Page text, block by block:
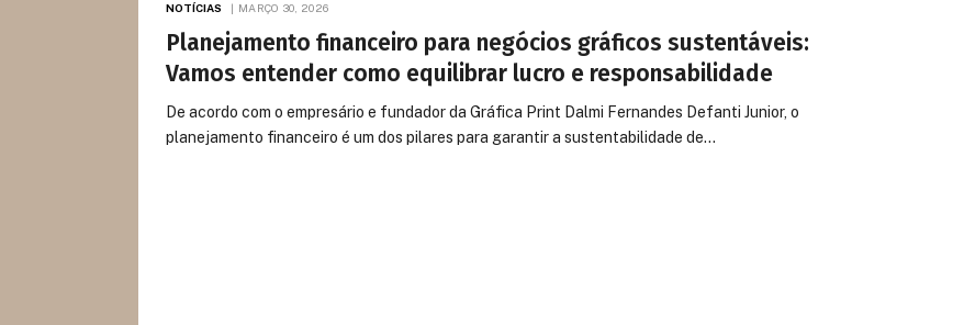
NOTÍCIAS MARÇO 30, 2026
Planejamento financeiro para negócios gráficos sustentáveis:
Vamos entender como equilibrar lucro e responsabilidade
De acordo com o empresário e fundador da Gráfica Print Dalmi Fernandes Defanti Junior, o
planejamento financeiro é um dos pilares para garantir a sustentabilidade de…